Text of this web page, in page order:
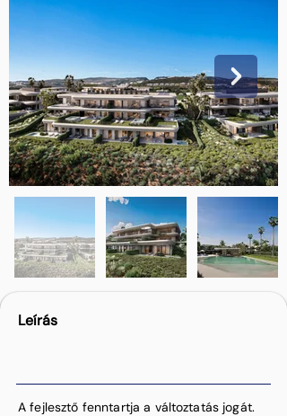
Leírás
A fejlesztő fenntartja a változtatás jogát.